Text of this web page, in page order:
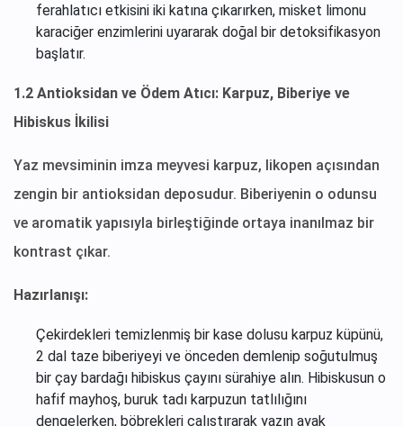
ferahlatıcı etkisini iki katına çıkarırken, misket limonu
karaciğer enzimlerini uyararak doğal bir detoksifikasyon
başlatır.
1.2 Antioksidan ve Ödem Atıcı: Karpuz, Biberiye ve
Hibiskus İkilisi
Yaz mevsiminin imza meyvesi karpuz, likopen açısından
zengin bir antioksidan deposudur. Biberiyenin o odunsu
ve aromatik yapısıyla birleştiğinde ortaya inanılmaz bir
kontrast çıkar.
Hazırlanışı:
Çekirdekleri temizlenmiş bir kase dolusu karpuz küpünü,
2 dal taze biberiyeyi ve önceden demlenip soğutulmuş
bir çay bardağı hibiskus çayını sürahiye alın. Hibiskusun o
hafif mayhoş, buruk tadı karpuzun tatlılığını
dengelerken, böbrekleri çalıştırarak yazın ayak